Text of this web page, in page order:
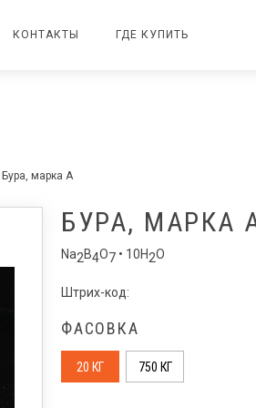
КОНТАКТЫ ГДЕ КУПИТЬ
Бура, марка А
БУРА, МАРКА
Na2B4O7 • 10H2O
Штрих-код:
ФАСОВКА
20 КГ 750 КГ